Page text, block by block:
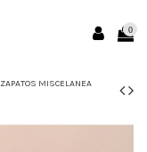
0
ZAPATOS MISCELANEA